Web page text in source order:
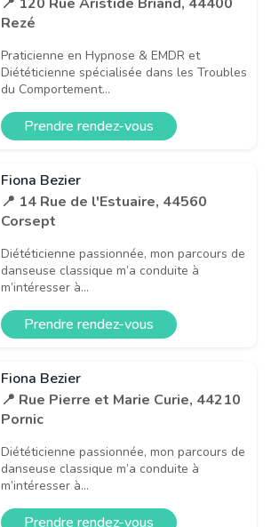
Rezé
Praticienne en Hypnose & EMDR et
Diététicienne spécialisée dans les Troubles
du Comportement...
Prendre rendez-vous
Fiona Bezier
📍 14 Rue de l'Estuaire, 44560
Corsept
Diététicienne passionnée, mon parcours de
danseuse classique m’a conduite à
m’intéresser à...
Prendre rendez-vous
Fiona Bezier
📍 Rue Pierre et Marie Curie, 44210
Pornic
Diététicienne passionnée, mon parcours de
danseuse classique m’a conduite à
m’intéresser à...
Prendre rendez-vous